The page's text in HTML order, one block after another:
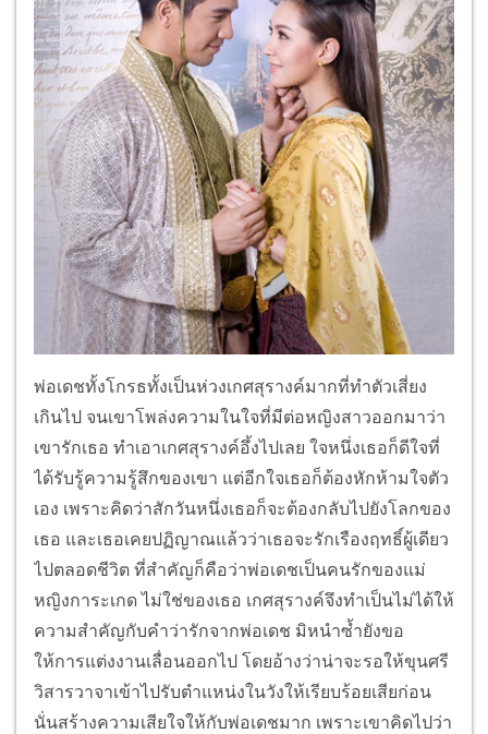
พ่อเดชทั้งโกรธทั้งเป็นห่วงเกศสุรางค์มากที่ทำตัวเสี่ยง
เกินไป จนเขาโพล่งความในใจที่มีต่อหญิงสาวออกมาว่า
เขารักเธอ ทำเอาเกศสุรางค์อึ้งไปเลย ใจหนึ่งเธอก็ดีใจที่
ได้รับรู้ความรู้สึกของเขา แต่อีกใจเธอก็ต้องหักห้ามใจตัว
เอง เพราะคิดว่าสักวันหนึ่งเธอก็จะต้องกลับไปยังโลกของ
เธอ และเธอเคยปฏิญาณแล้วว่าเธอจะรักเรืองฤทธิ์ผู้เดียว
ไปตลอดชีวิต ที่สำคัญก็คือว่าพ่อเดชเป็นคนรักของแม่
หญิงการะเกด ไม่ใช่ของเธอ เกศสุรางค์จึงทำเป็นไม่ได้ให้
ความสำคัญกับคำว่ารักจากพ่อเดช มิหนำซ้ำยังขอ
ให้การแต่งงานเลื่อนออกไป โดยอ้างว่าน่าจะรอให้ขุนศรี
วิสารวาจาเข้าไปรับตำแหน่งในวังให้เรียบร้อยเสียก่อน
นั่นสร้างความเสียใจให้กับพ่อเดชมาก เพราะเขาคิดไปว่า